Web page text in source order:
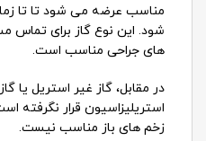
مناسب عرضه می شود تا تا
شود. این نوع گاز برای تماس
های جراحی مناسب است.
در مقابل، گاز غیر استریل یا
استریلیزاسیون قرار نگرفته
زخم های باز مناسب نیست.